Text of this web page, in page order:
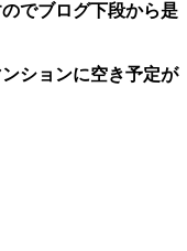
でブログ下段から是
ションに空き予定が